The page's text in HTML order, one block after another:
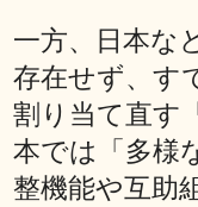
一方、日本な
存在せず、す
割り当て直す
本では「多様
整機能や互助